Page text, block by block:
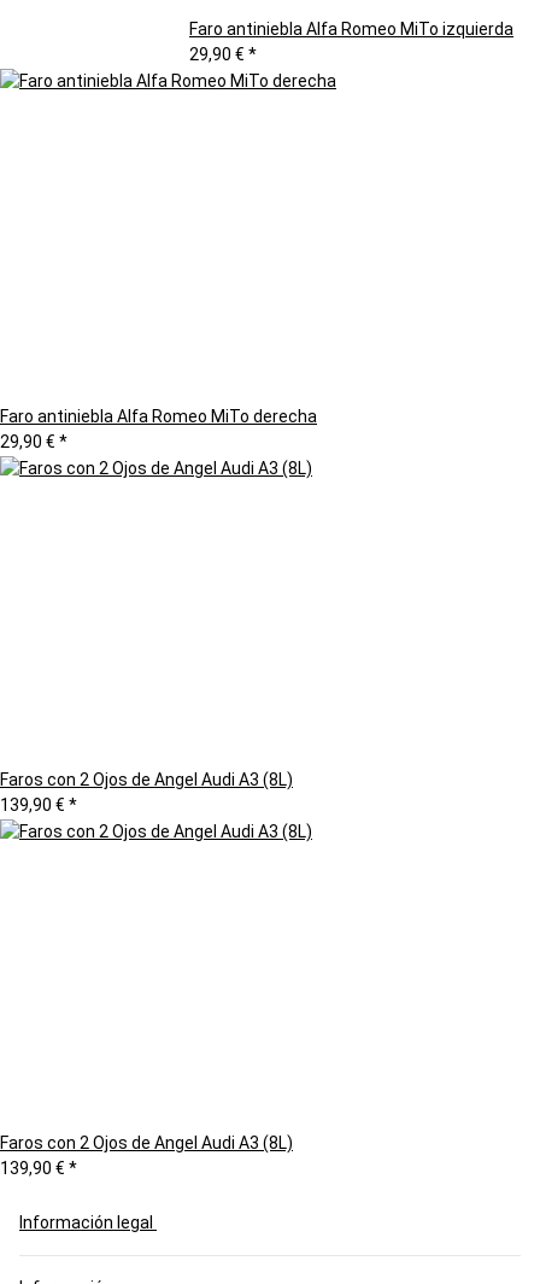
Faro antiniebla Alfa Romeo MiTo izquierda
29,90 € *
Faro antiniebla Alfa Romeo MiTo derecha
29,90 € *
Faros con 2 Ojos de Angel Audi A3 (8L)
139,90 € *
Faros con 2 Ojos de Angel Audi A3 (8L)
139,90 € *
Información legal